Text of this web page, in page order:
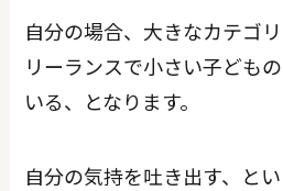
自分の場合、大きなカテゴ
リーランスで小さい子ども
いる、となります。
自分の気持を吐き出す、と